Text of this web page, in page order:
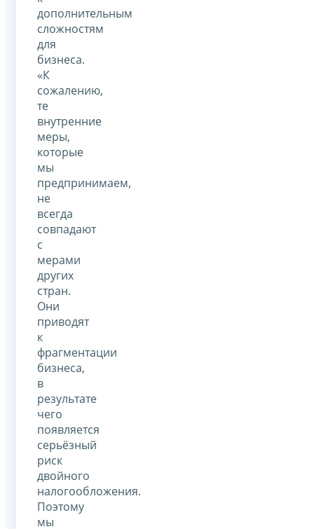
дополнительным
сложностям
для
бизнеса.
«К
сожалению,
те
внутренние
меры,
которые
мы
предпринимаем,
не
всегда
совпадают
с
мерами
других
стран.
Они
приводят
к
фрагментации
бизнеса,
в
результате
чего
появляется
серьёзный
риск
двойного
налогообложения.
Поэтому
мы